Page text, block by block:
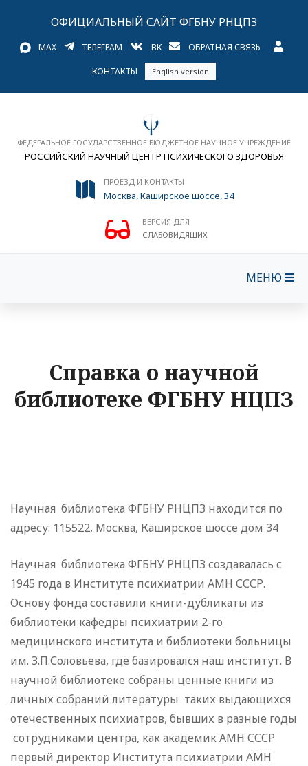
ОФИЦИАЛЬНЫЙ САЙТ ФГБНУ РНЦПЗ
MAX ТЕЛЕГРАМ ВК ОБРАТНАЯ СВЯЗЬ
КОНТАКТЫ English version
ФЕДЕРАЛЬНОЕ ГОСУДАРСТВЕННОЕ БЮДЖЕТНОЕ НАУЧНОЕ УЧРЕЖДЕНИЕ
РОССИЙСКИЙ НАУЧНЫЙ ЦЕНТР ПСИХИЧЕСКОГО ЗДОРОВЬЯ
ПРОЕЗД И КОНТАКТЫ
Москва, Каширское шоссе, 34
ВЕРСИЯ ДЛЯ
СЛАБОВИДЯЩИХ
МЕНЮ
Справка о научной
библиотеке ФГБНУ НЦПЗ
Научная библиотека ФГБНУ РНЦПЗ находится по
адресу: 115522, Москва, Каширское шоссе дом 34
Научная библиотека ФГБНУ РНЦПЗ создавалась с
1945 года в Институте психиатрии АМН СССР.
Основу фонда составили книги-дубликаты из
библиотеки кафедры психиатрии 2-го
медицинского института и библиотеки больницы
им. З.П.Соловьева, где базировался наш институт. В
научной библиотеке собраны ценные книги из
личных собраний литературы таких выдающихся
отечественных психиатров, бывших в разные годы
сотрудниками центра, как академик АМН СССР
первый директор Института психиатрии АМН